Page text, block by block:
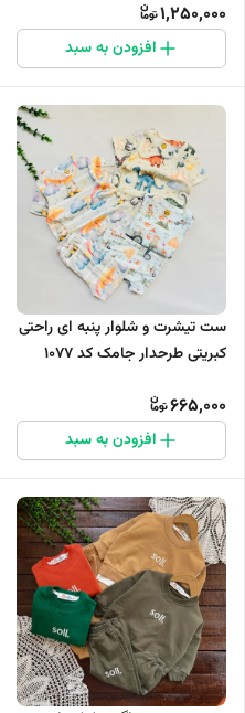
1,250,000
افزودن به سبد
ست تیشرت و شلوار پنبه ای راحتی
کبریتی طرحدار جامک کد ۱۰۷۷
665,000
افزودن به سبد